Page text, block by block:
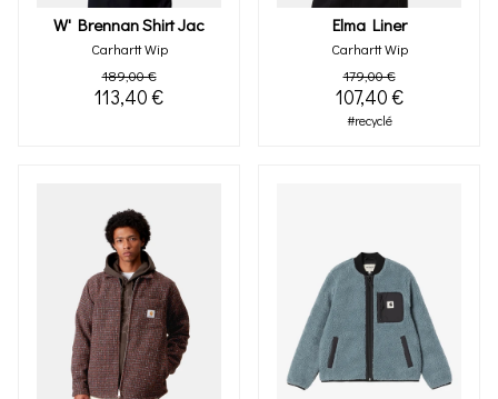
W' Brennan Shirt Jac
Carhartt Wip
189,00 €
113,40 €
Elma Liner
Carhartt Wip
179,00 €
107,40 €
#recyclé